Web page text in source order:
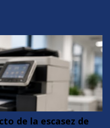
de la escasez de